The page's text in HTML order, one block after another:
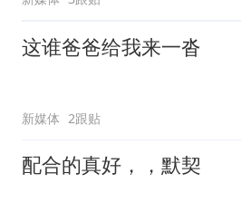
这谁爸爸给我来一沓
新媒体 2跟贴
配合的真好，，默契